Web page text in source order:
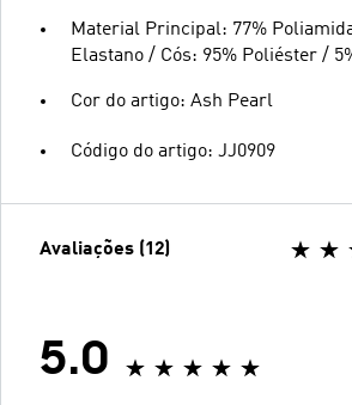
Material Principal: 77%
Elastano / Cós: 95% Poliéster /
Cor do artigo: Ash Pearl
Código do artigo: JJ0909
Avaliações (12)
5.0